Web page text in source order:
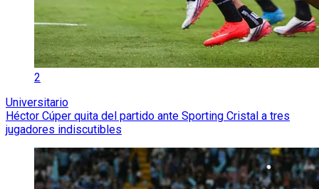
2
Universitario
Héctor Cúper quita del partido ante Sporting Cristal a tres
jugadores indiscutibles